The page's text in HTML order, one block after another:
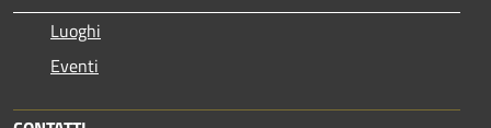
Luoghi
Eventi